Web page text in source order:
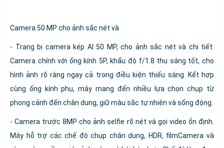
Camera 50 MP cho ảnh sắc nét và
- Trang bị camera kép AI 50 MP, cho ảnh sắc nét và chi tiết.
Camera chính với ống kính 5P, khẩu độ f/1.8 thu sáng tốt, cho
hình ảnh rõ ràng ngay cả trong điều kiện thiếu sáng. Kết hợp
cùng ống kính phụ, máy mang đến nhiều lựa chọn chụp từ
phong cảnh đến chân dung, giữ màu sắc tự nhiên và sống động.
- Camera trước 8MP cho ảnh selfie rõ nét và gọi video ổn định.
Máy hỗ trợ các chế độ chụp chân dung, HDR, filmCamera và